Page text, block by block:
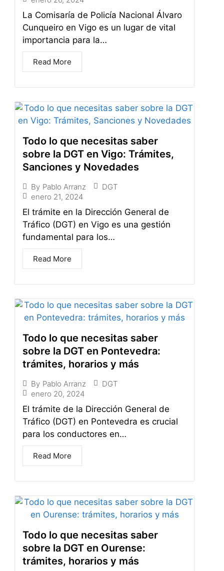
La Comisaría de Policía Nacional Álvaro
Cunqueiro en Vigo es un lugar de vital
importancia para la…
Read More
Todo lo que necesitas saber
sobre la DGT en Vigo: Trámites,
Sanciones y Novedades
By Pablo Arranz
DGT
enero 21, 2024
El trámite en la Dirección General de
Tráfico (DGT) en Vigo es una gestión
fundamental para los…
Read More
Todo lo que necesitas saber
sobre la DGT en Pontevedra:
trámites, horarios y más
By Pablo Arranz
DGT
enero 20, 2024
El trámite de la Dirección General de
Tráfico (DGT) en Pontevedra es crucial
para los conductores en…
Read More
Todo lo que necesitas saber
sobre la DGT en Ourense:
trámites, horarios y más